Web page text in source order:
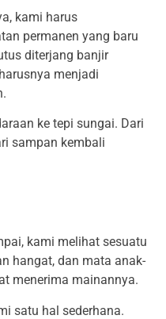
kami harus
permanen yang baru
diterjang banjir
menjadi
ke tepi sungai. Dari
sampan kembali
kami melihat sesuatu
hangat, dan mata anak-
menerima mainannya.
satu hal sederhana.